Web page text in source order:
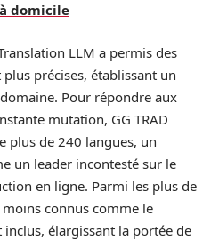
domicile
LLM a permis des
précises, établissant un
Pour répondre aux
mutation, GG TRAD
plus de 240 langues, un
un leader incontesté sur le
en ligne. Parmi les plus de
connus comme le
élargissant la portée de